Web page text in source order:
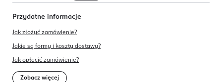
Przydatne informacje
Jak złożyć zamówienie?
Jakie są formy i koszty dostawy?
Jak opłacić zamówienie?
Zobacz więcej